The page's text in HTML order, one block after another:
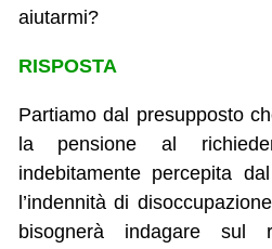
aiutarmi?
RISPOSTA
Partiamo dal presupposto
la pensione al
indebitamente percepita
l’indennità di
bisognerà indagare sul